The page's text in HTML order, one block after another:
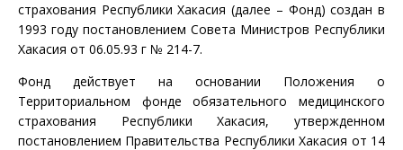
страхования Республики Хакасия (далее – Фонд) создан в
1993 году постановлением Совета Министров Республики
Хакасия от 06.05.93 г № 214-7.
Фонд действует на основании Положения о
Территориальном фонде обязательного медицинского
страхования Республики Хакасия, утвержденном
постановлением Правительства Республики Хакасия от 14